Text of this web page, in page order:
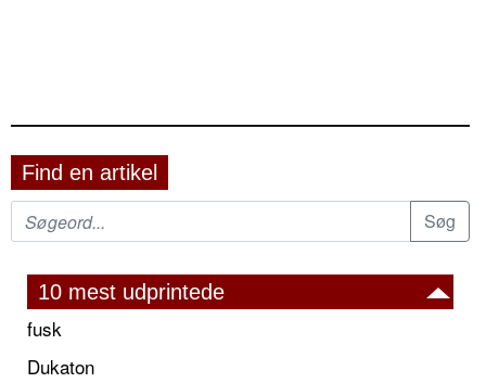
Find en artikel
10 mest udprintede
fusk
Dukaton